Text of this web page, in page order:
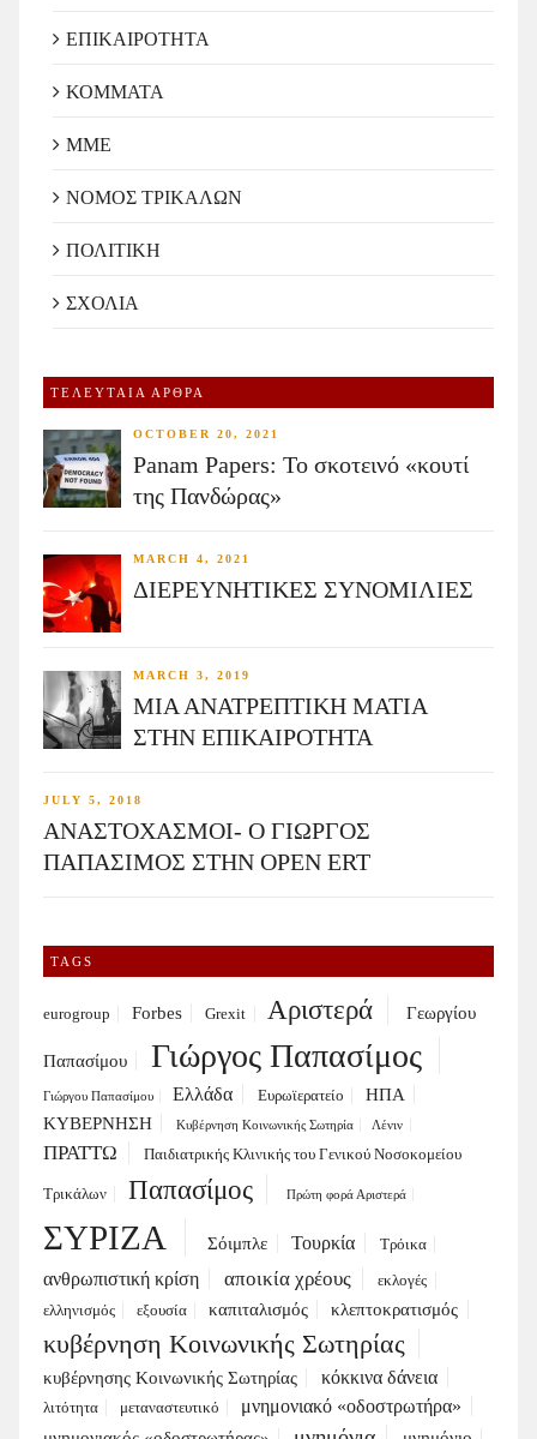
ΕΠΙΚΑΙΡΟΤΗΤΑ
ΚΟΜΜΑΤΑ
ΜΜΕ
ΝΟΜΟΣ ΤΡΙΚΑΛΩΝ
ΠΟΛΙΤΙΚΗ
ΣΧΟΛΙΑ
ΤΕΛΕΥΤΑΙΑ ΑΡΘΡΑ
OCTOBER 20, 2021
Panam Papers: Το σκοτεινό «κουτί
της Πανδώρας»
MARCH 4, 2021
ΔΙΕΡΕΥΝΗΤΙΚΕΣ ΣΥΝΟΜΙΛΙΕΣ
MARCH 3, 2019
ΜΙΑ ΑΝΑΤΡΕΠΤΙΚΗ ΜΑΤΙΑ
ΣΤΗΝ ΕΠΙΚΑΙΡΟΤΗΤΑ
JULY 5, 2018
ΑΝΑΣΤΟΧΑΣΜΟΙ- Ο ΓΙΩΡΓΟΣ
ΠΑΠΑΣΙΜΟΣ ΣΤΗΝ OPEN ERT
TAGS
eurogroup Forbes Grexit Αριστερά Γεωργίου
Παπασίμου Γιώργος Παπασίμος
Γιώργου Παπασίμου Ελλάδα Ευρωϊερατείο
ΗΠΑ
ΚΥΒΕΡΝΗΣΗ
Κυβέρνηση Κοινωνικής Σωτηρία Λένιν
ΠΡΑΤΤΩ Παιδιατρικής Κλινικής του Γενικού Νοσοκομείου
Τρικάλων Παπασίμος Πρώτη φορά Αριστερά
ΣΥΡΙΖΑ Σόιμπλε Τουρκία Τρόικα
ανθρωπιστική κρίση αποικία χρέους
εκλογές
ελληνισμός
εξουσία καπιταλισμός κλεπτοκρατισμός
κυβέρνηση Κοινωνικής Σωτηρίας
κυβέρνησης Κοινωνικής Σωτηρίας κόκκινα δάνεια
λιτότητα μεταναστευτικό μνημονιακό «οδοστρωτήρα»